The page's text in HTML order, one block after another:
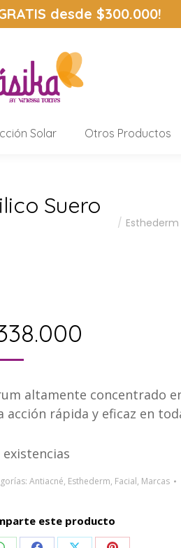
desde $300.000!
Solar Otros Productos
Suero Estás aquí:
altamente concentrado
acción rápida y eficaz en
existencias
Antiacné, Esthederm, Facial, Marcas
este producto